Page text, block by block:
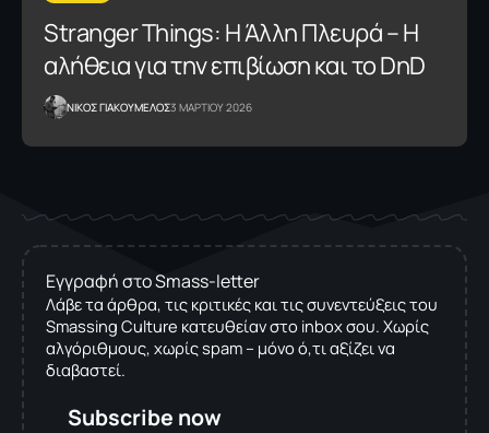
Stranger Things: Η Άλλη Πλευρά – Η
αλήθεια για την επιβίωση και το DnD
NΙΚΟΣ ΓΙΑΚΟΥΜΕΛΟΣ3 ΜΑΡΤΙΟΥ 2026
Εγγραφή στο Smass-letter
Λάβε τα άρθρα, τις κριτικές και τις συνεντεύξεις του
Smassing Culture κατευθείαν στο inbox σου. Χωρίς
αλγόριθμους, χωρίς spam – μόνο ό,τι αξίζει να
διαβαστεί.
Subscribe now